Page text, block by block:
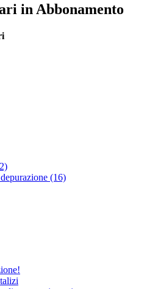
in Abbonamento
(16)